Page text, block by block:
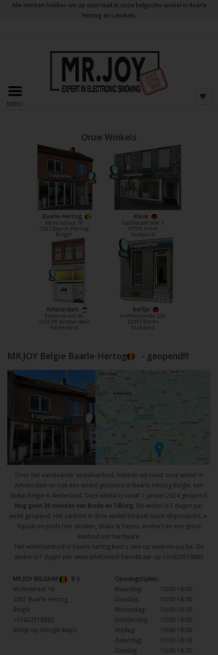
Alle merken hebben we op voorraad in onze belgische winkel in Baarle
Hertog en Lanaken.
MENU
Onze Winkels
Baarle-Hertog
Molenstraat 18
2387 Baarle-Hertog
België
Kleve
Gasthausstraße 9
47533 Kleve
Duitsland
Amsterdam
Kinkerstraat 90
1053 EB Amsterdam
Nederland
Berlijn
Kiefholztraße 253
12435 Berlin
Duitsland
MR.JOY Belgie Baarle-Hertog - geopend!!!
Door het aanstaande smaakverbod, hebben wij naast onze winkel in
Amsterdam nu ook een winkel geopend in Baarle-Hertog Belgie, een
stukje Belgie in Nederland. Deze winkel is vanaf 1 januari 2024 geopend,
Nog geen 20 minuten van Breda en Tilburg. De winkel is 7 dagen per
week geopend. Het aanbod in deze winkel bestaat naast disposables, e-
liquids en pods met smaken, Shake & Vapes, aroma’s en een groot
aanbod aan hardware.
Het winkelaanbod in baarle hertog kunt u zien op www.mr-joy.be. De
winkel is 7 dagen per week telefonisch bereikbaar op +31622518882
MR.JOY BELGIUM
B.V
Molenstraat 18
2387 Baarle-Hertog
België
+31622518882
Bekijk op Google Maps
Openingstijden:
Maandag:
10:00-18:00
Dinsdag:
10:00-18:00
Woensdag:
10:00-18:00
Donderdag:
10:00-18:00
Vrijdag:
10:00-18:00
Zaterdag:
10:00-18:00
Zondag:
10:00-18:00